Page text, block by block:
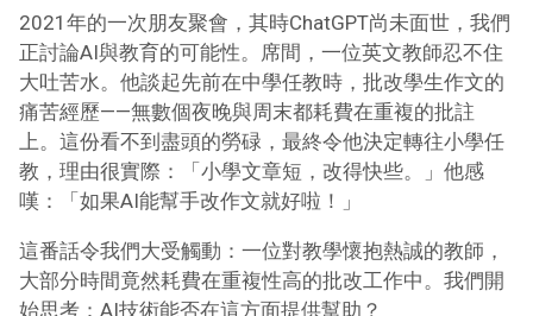
2021年的一次朋友聚會，其時ChatGPT尚未面世，我們
正討論AI與教育的可能性。席間，一位英文教師忍不住
大吐苦水。他談起先前在中學任教時，批改學生作文的
痛苦經歷——無數個夜晚與周末都耗費在重複的批註
上。這份看不到盡頭的勞碌，最終令他決定轉往小學任
教，理由很實際：「小學文章短，改得快些。」他感
嘆：「如果AI能幫手改作文就好啦！」
這番話令我們大受觸動：一位對教學懷抱熱誠的教師，
大部分時間竟然耗費在重複性高的批改工作中。我們開
始思考：AI技術能否在這方面提供幫助？